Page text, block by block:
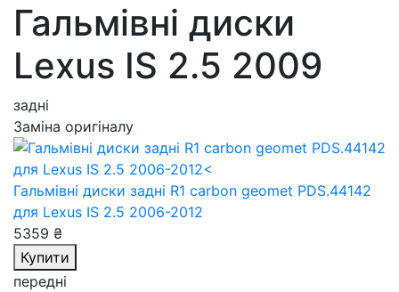
Гальмівні диски
Lexus IS 2.5 2009
задні
Заміна оригіналу
Гальмівні диски задні R1 carbon geomet PDS.44142
для Lexus IS 2.5 2006-2012
5359 ₴
Купити
передні